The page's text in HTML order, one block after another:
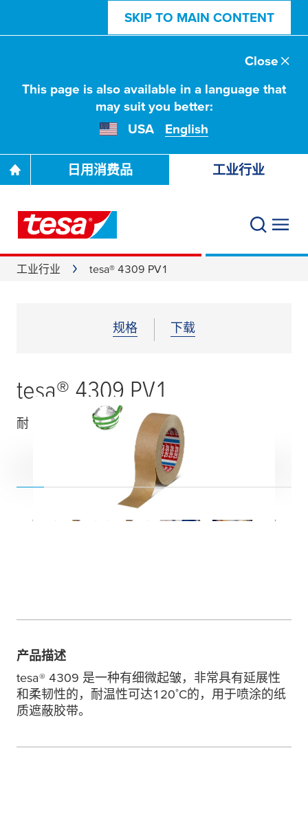
SKIP TO MAIN CONTENT
This page is also available in a language that
may suit you better:
USA
English
Close
日用消费品 工业行业
工业行业 tesa® 4309 PV1
规格 下载
tesa® 4309 PV1
耐 120ºC温度的喷涂遮蔽胶带
产品描述
tesa® 4309 是一种有细微起皱，非常具有延展性
和柔韧性的，耐温性可达120˚C的，用于喷涂的纸
质遮蔽胶带。